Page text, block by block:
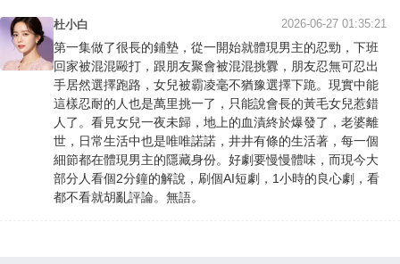
杜小白 2026-06-27 01:35:21
第一集做了很長的鋪墊，從一開始就體現男主的忍勁，下班
回家被混混毆打，跟朋友聚會被混混挑釁，朋友忍無可忍出
手居然選擇跑路，女兒被霸凌毫不猶豫選擇下跪。現實中能
這樣忍耐的人也是萬里挑一了，只能說會長的黃毛女兒惹錯
人了。看見女兒一夜未歸，地上的血漬終於爆發了，老婆離
世，日常生活中也是唯唯諾諾，井井有條的生活著，每一個
細節都在體現男主的隱藏身份。好劇要慢慢體味，而現今大
部分人看個2分鐘的解說，刷個AI短劇，1小時的良心劇，看
都不看就胡亂評論。無語。